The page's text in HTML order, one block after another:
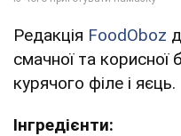
Редакція FoodOboz
смачної та корисної
курячого філе і яєць.
Інгредієнти: